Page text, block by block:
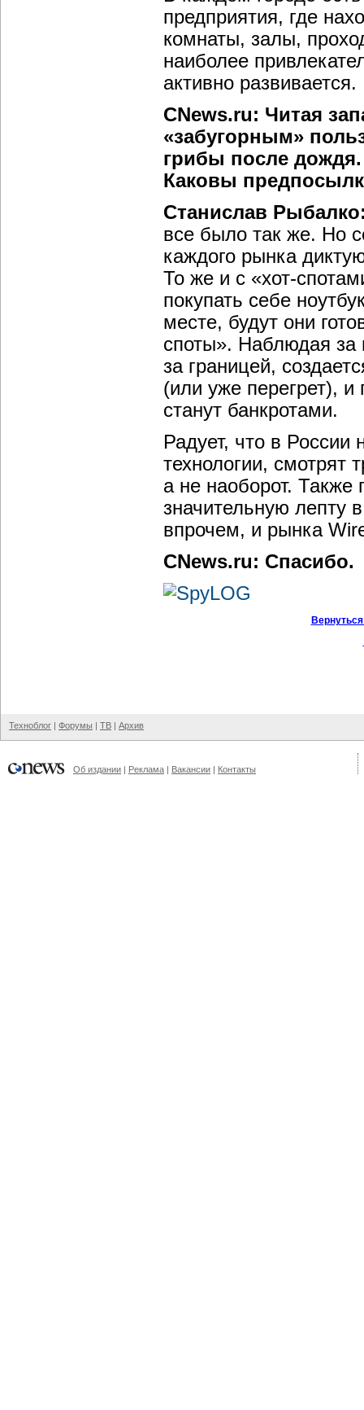
предприятия, где
комнаты, залы,
наиболее
активно развивается.
CNews.ru: Читая
«забугорным»
грибы после
Каковы
Станислав
все было так же. Но
каждого рынка
То же и с «хот-
покупать себе
месте, будут они
споты». Наблюдая за
за границей,
(или уже перегрет), и
станут банкротами.
Радует, что в
технологии, смотрят
а не наоборот. Также
значительную лепту
впрочем, и рынка
CNews.ru: Спасибо.
Техноблог | Форумы | ТВ | Архив
Об издании | Реклама | Вакансии | Контакты